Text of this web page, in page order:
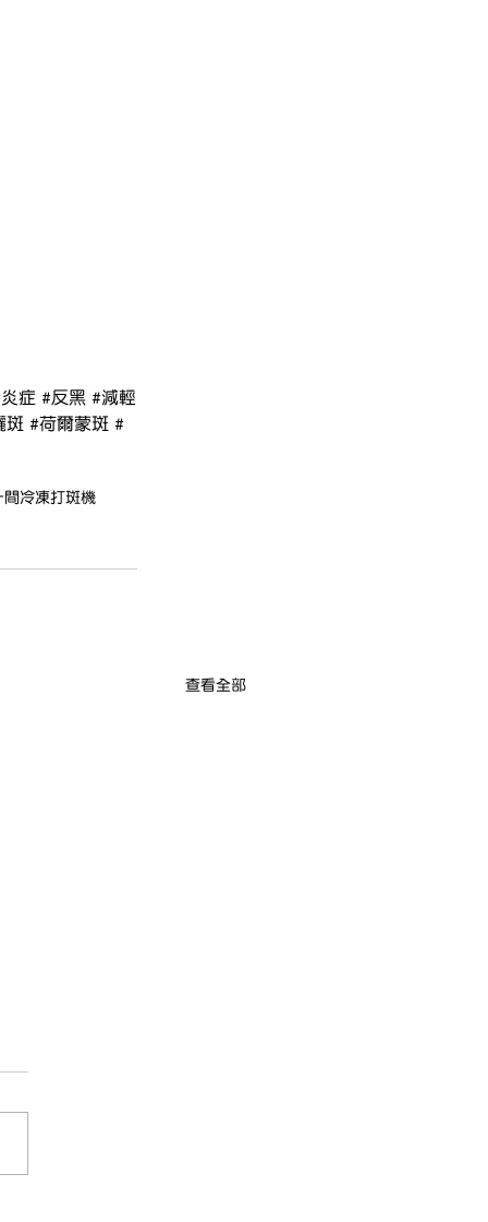
症 #反黑 #減輕
斑 #荷爾蒙斑 #
間 冷凍打斑機
查看全部